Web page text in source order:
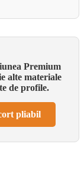
Premium
alte materiale
de profile.
pliabil